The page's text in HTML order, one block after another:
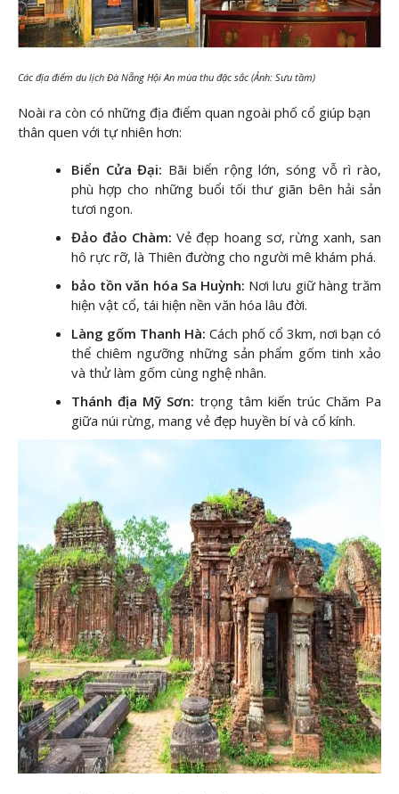
Các địa điểm du lịch Đà Nẵng Hội An mùa thu đặc sắc (Ảnh: Sưu tầm)
Noài ra còn có những địa điểm quan ngoài phố cổ giúp bạn
thân quen với tự nhiên hơn:
Biển Cửa Đại: Bãi biển rộng lớn, sóng vỗ rì rào,
phù hợp cho những buổi tối thư giãn bên hải sản
tươi ngon.
Đảo đảo Chàm: Vẻ đẹp hoang sơ, rừng xanh, san
hô rực rỡ, là Thiên đường cho người mê khám phá.
bảo tồn văn hóa Sa Huỳnh: Nơi lưu giữ hàng trăm
hiện vật cổ, tái hiện nền văn hóa lâu đời.
Làng gốm Thanh Hà: Cách phố cổ 3km, nơi bạn có
thể chiêm ngưỡng những sản phẩm gốm tinh xảo
và thử làm gốm cùng nghệ nhân.
Thánh địa Mỹ Sơn: trọng tâm kiến trúc Chăm Pa
giữa núi rừng, mang vẻ đẹp huyền bí và cổ kính.